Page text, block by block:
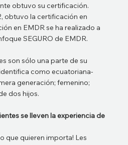
obtuvo su certificación.
obtuvo la certificación en
en EMDR se ha realizado a
SEGURO de EMDR.
son sólo una parte de su
como ecuatoriana-
generación; femenino;
dos hijos.
se lleven la experiencia de
que quieren importa! Les